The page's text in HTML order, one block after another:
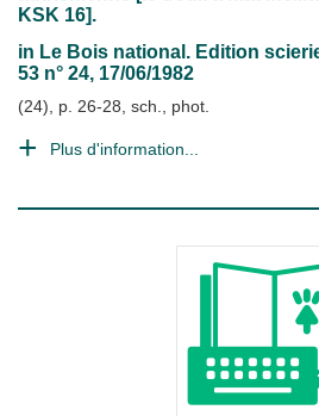
KSK 16].
in Le Bois national. Edition
53 n° 24, 17/06/1982
(24), p. 26-28, sch., phot.
Plus d'information...